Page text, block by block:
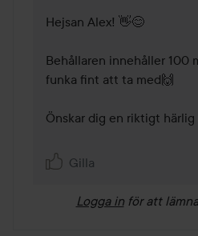
Hejsan Alex! 👋😊
Behållaren innehåller 100
funka fint att ta med🙌
Önskar dig en riktigt härlig
Gilla
Logga in för att